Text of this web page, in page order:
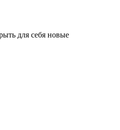
для себя новые